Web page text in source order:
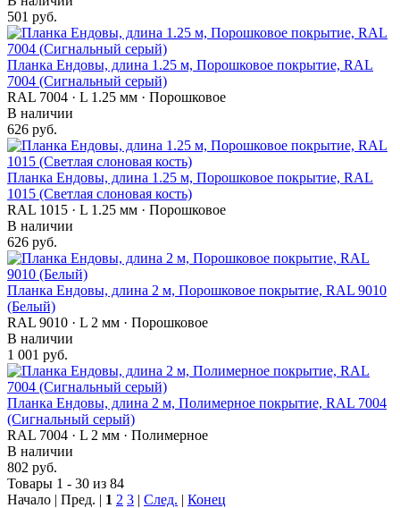
501 руб.
Планка Ендовы, длина 1.25 м, Порошковое покрытие, RAL
7004 (Сигнальный серый)
RAL 7004 · L 1.25 мм · Порошковое
В наличии
626 руб.
Планка Ендовы, длина 1.25 м, Порошковое покрытие, RAL
1015 (Светлая слоновая кость)
RAL 1015 · L 1.25 мм · Порошковое
В наличии
626 руб.
Планка Ендовы, длина 2 м, Порошковое покрытие, RAL 9010
(Белый)
RAL 9010 · L 2 мм · Порошковое
В наличии
1 001 руб.
Планка Ендовы, длина 2 м, Полимерное покрытие, RAL 7004
(Сигнальный серый)
RAL 7004 · L 2 мм · Полимерное
В наличии
802 руб.
Товары 1 - 30 из 84
Начало | Пред. | 1 2 3 | След. | Конец